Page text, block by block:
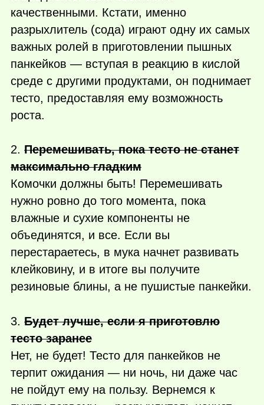
качественными. Кстати, именно
разрыхлитель (сода) играют одну их самых
важных ролей в приготовлении пышных
панкейков — вступая в реакцию в кислой
среде с другими продуктами, он поднимает
тесто, предоставляя ему возможность
роста.
2. Перемешивать, пока тесто не станет
максимально гладким
Комочки должны быть! Перемешивать
нужно ровно до того момента, пока
влажные и сухие компоненты не
объединятся, и все. Если вы
перестараетесь, в мука начнет развивать
клейковину, и в итоге вы получите
резиновые блины, а не пушистые панкейки.
3. Будет лучше, если я приготовлю
тесто заранее
Нет, не будет! Тесто для панкейков не
терпит ожидания — ни ночь, ни даже час
не пойдут ему на пользу. Вернемся к